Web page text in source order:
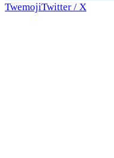
TwemojiTwitter / X